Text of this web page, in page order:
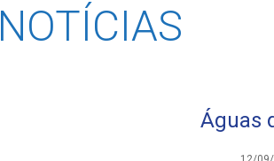
NOTÍCIAS
Águas